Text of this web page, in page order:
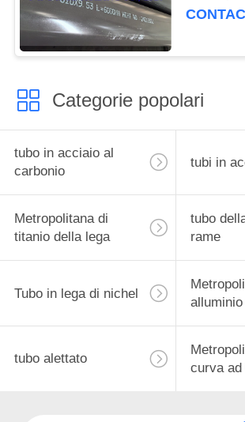
industrie
Categorie popolari
tubo in acciaio al
carbonio
tubi in
Metropolitana di
titanio della lega
tubo
rame
Tubo in lega di nichel
tubo alettato
curva ad